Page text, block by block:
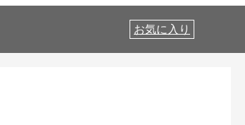
お気に入り